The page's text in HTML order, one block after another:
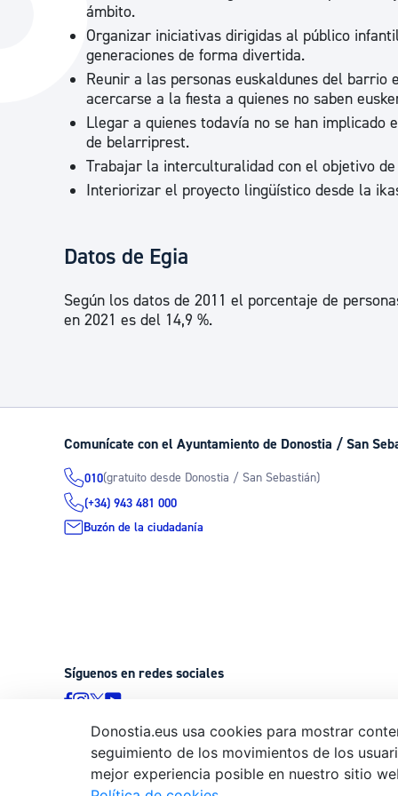
La ciudad
La ciudad ahora
Descubre la ciudad
La ciudad futura
Avisos
Agenda
ámbito.
Organizar iniciativas dirigidas al público
generaciones de forma divertida.
Reunir a las personas euskaldunes del
acercarse a la fiesta a quienes no saben
Llegar a quienes todavía no se han implicado
de belarriprest.
Trabajar la interculturalidad con el objetivo
Interiorizar el proyecto lingüístico desde la
Datos de Egia
Según los datos de 2011 el porcentaje de
en 2021 es del 14,9 %.
Comunícate con el Ayuntamiento de Donostia / San
010(gratuito desde Donostia / San Sebastián)
(+34) 943 481 000
Buzón de la ciudadanía
Síguenos en redes sociales
© Donostiako Udala - Ayuntamiento de Donostia / San
20003 Donostia / San Sebastián
Donostia.eus usa cookies para mostrar
seguimiento de los movimientos de los
mejor experiencia posible en nuestro sitio